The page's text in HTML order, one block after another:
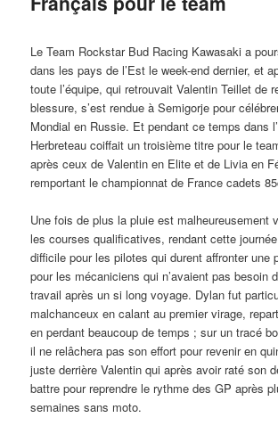
Le Team Rockstar Bud Racing Kawasaki a
dans les pays de l’Est le week-end dernier, et
toute l’équipe, qui retrouvait Valentin Teillet de
blessure, s’est rendue à Semigorje pour
Mondial en Russie. Et pendant ce temps dans
Herbreteau coiffait un troisième titre pour le
après ceux de Valentin en Elite et de Livia en
remportant le championnat de France cadets
Une fois de plus la pluie est malheureusement
les courses qualificatives, rendant cette
difficile pour les pilotes qui durent affronter une
pour les mécaniciens qui n’avaient pas besoin
travail après un si long voyage. Dylan fut
malchanceux en calant au premier virage,
en perdant beaucoup de temps ; sur un tracé
il ne relâchera pas son effort pour revenir en
juste derrière Valentin qui après avoir raté son
battre pour reprendre le rythme des GP après
semaines sans moto.